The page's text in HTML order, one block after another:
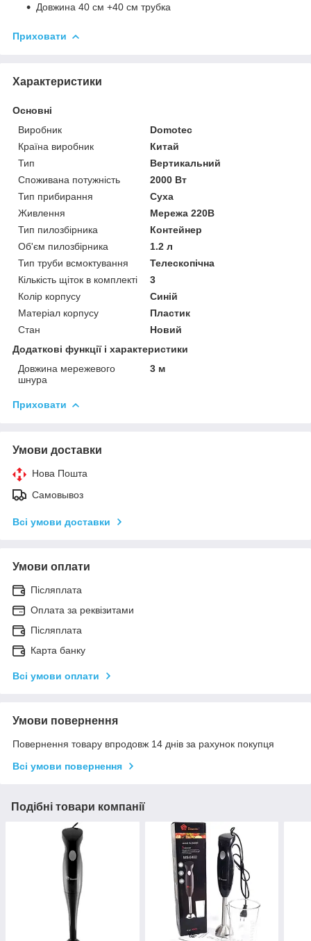
Довжина 40 см +40 см трубка
Приховати
Характеристики
Основні
Виробник
Domotec
Країна виробник
Китай
Тип
Вертикальний
Споживана потужність
2000 Вт
Тип прибирання
Суха
Живлення
Мережа 220В
Тип пилозбірника
Контейнер
Об'єм пилозбірника
1.2 л
Тип труби всмоктування
Телескопічна
Кількість щіток в комплекті
3
Колір корпусу
Синій
Матеріал корпусу
Пластик
Стан
Новий
Додаткові функції і характеристики
Довжина мережевого
шнура
3 м
Приховати
Умови доставки
Нова Пошта
Самовывоз
Всі умови доставки
Умови оплати
Післяплата
Оплата за реквізитами
Післяплата
Карта банку
Всі умови оплати
Умови повернення
Повернення товару впродовж 14 днів за рахунок покупця
Всі умови повернення
Подібні товари компанії